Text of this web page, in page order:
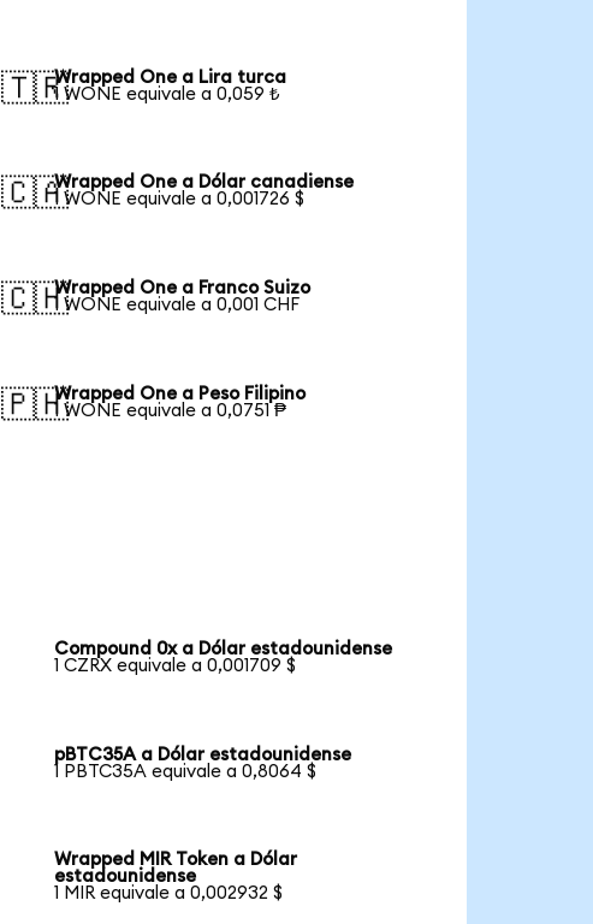
🇹🇷Wrapped One a Lira turca
1 WONE equivale a 0,059 ₺
🇨🇦Wrapped One a Dólar canadiense
1 WONE equivale a 0,001726 $
🇨🇭Wrapped One a Franco Suizo
1 WONE equivale a 0,001 CHF
🇵🇭Wrapped One a Peso Filipino
1 WONE equivale a 0,0751 ₱
Compound 0x a Dólar estadounidense
1 CZRX equivale a 0,001709 $
pBTC35A a Dólar estadounidense
1 PBTC35A equivale a 0,8064 $
Wrapped MIR Token a Dólar
estadounidense
1 MIR equivale a 0,002932 $